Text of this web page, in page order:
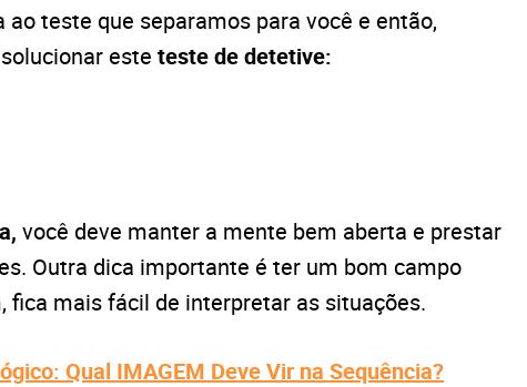
ao teste que separamos para você e então,
este teste de detetive:
você deve manter a mente bem aberta e prestar
Outra dica importante é ter um bom campo
fica mais fácil de interpretar as situações.
Qual IMAGEM Deve Vir na Sequência?